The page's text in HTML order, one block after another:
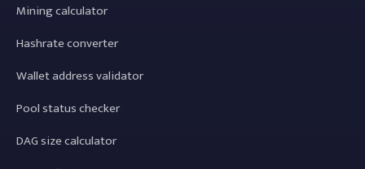
Mining calculator
Hashrate converter
Wallet address validator
Pool status checker
DAG size calculator